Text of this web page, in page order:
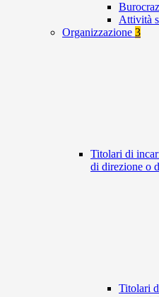
Attività
Organizzazione 3
Titolari di
di direzione o
Titolari